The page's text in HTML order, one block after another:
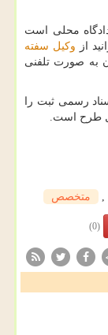
محلی است
از وکیل سفته
به صورت تلفنی
رسمی ثبت را
طرح است.
, متخصص
(0)